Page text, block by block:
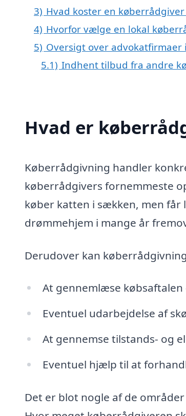
3) Hvad koster en køberrådgiver
4) Hvorfor vælge en lokal
5) Oversigt over
5.1) Indhent tilbud fra andre
Hvad er
Køberrådgivning handler
køberrådgivers fornemmeste
køber katten i sækken, men får
drømmehjem i mange år
Derudover kan
At gennemlæse
Eventuel udarbejdelse af
At gennemse tilstands- og
Eventuel hjælp til at
Det er blot nogle af de